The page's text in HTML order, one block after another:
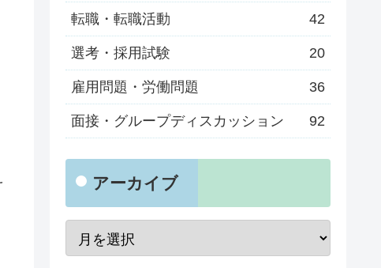
転職・転職活動 42
選考・採用試験 20
雇用問題・労働問題 36
面接・グループディスカッション 92
アーカイブ